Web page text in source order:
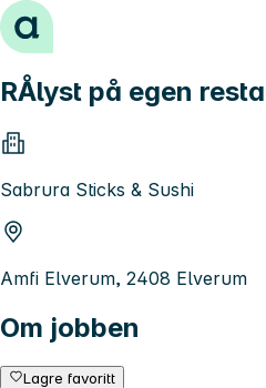
Hopp til innhold
RÅlyst på egen
Sabrura Sticks & Sushi
Amfi Elverum, 2408 Elverum
Om jobben
Lagre favoritt